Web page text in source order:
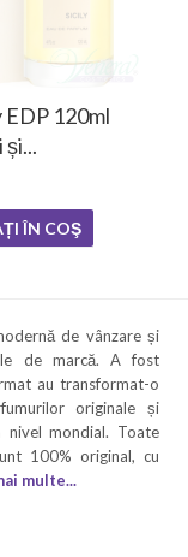
EDP 120ml
ÎN COŞ
de vânzare și
de marcă. A fost
au transformat-o
originale și
nivel mondial. Toate
100% original, cu
multe...